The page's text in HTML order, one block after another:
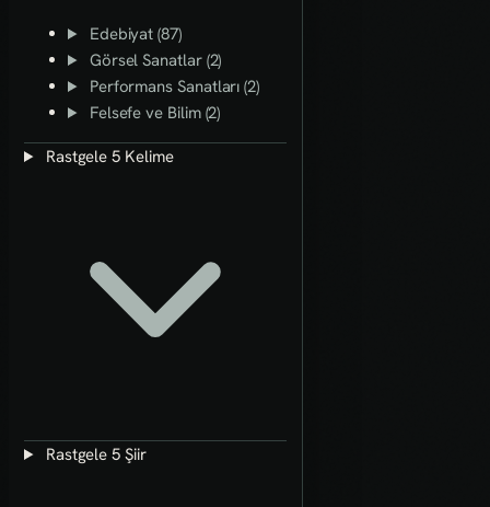
Edebiyat (87)
Görsel Sanatlar (2)
Performans Sanatları (2)
Felsefe ve Bilim (2)
Rastgele 5 Kelime
Rastgele 5 Şiir